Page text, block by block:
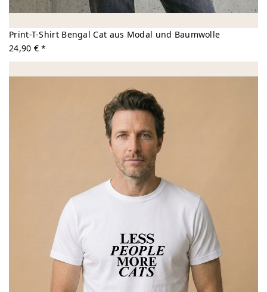
Print-T-Shirt Bengal Cat aus Modal und Baumwolle
24,90 € *